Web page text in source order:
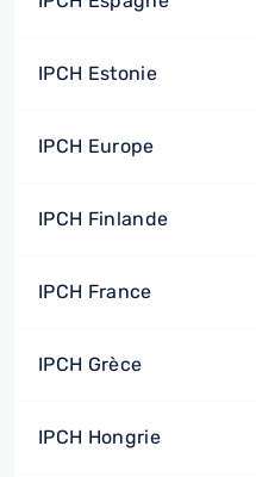
IPCH Estonie
IPCH Europe
IPCH Finlande
IPCH France
IPCH Grèce
IPCH Hongrie